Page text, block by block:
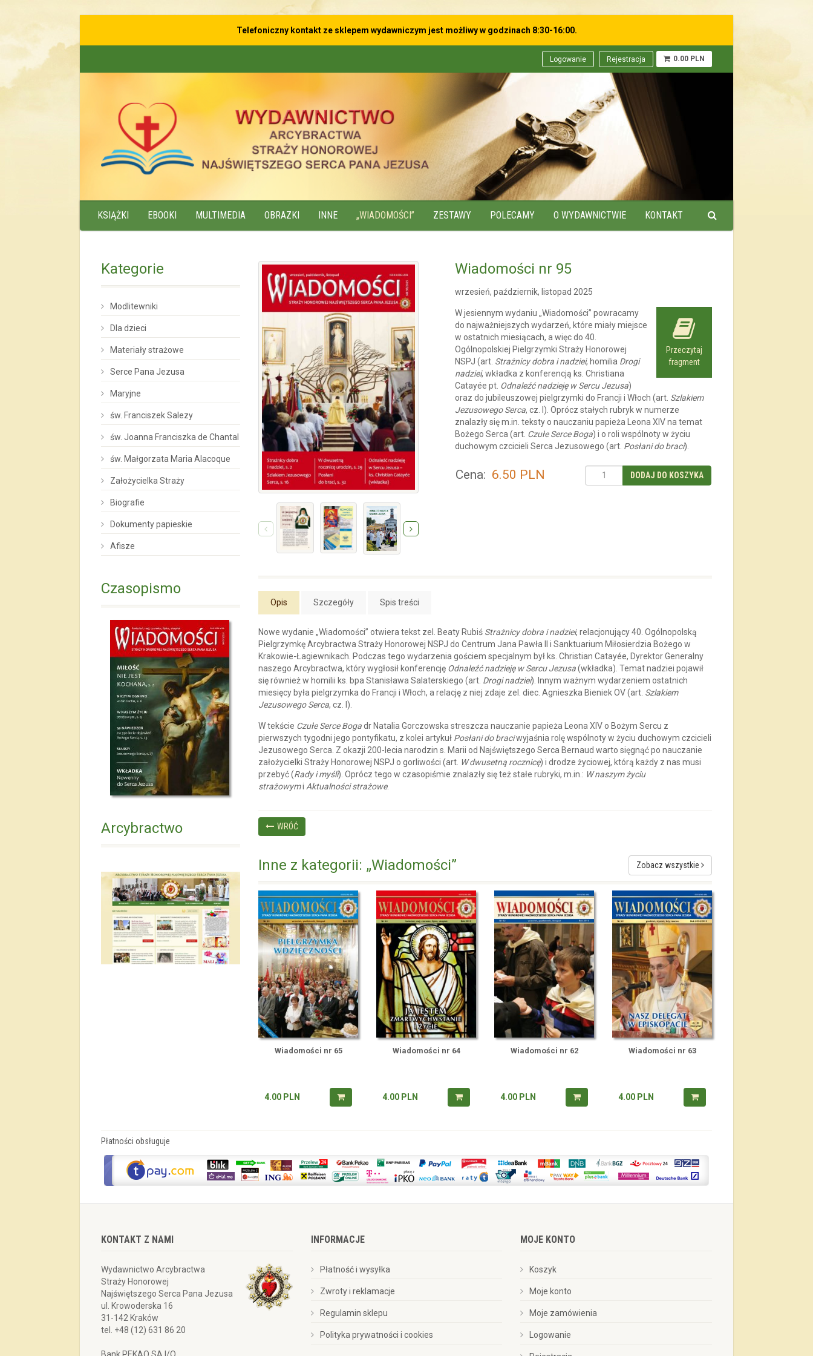
Telefoniczny kontakt ze sklepem wydawniczym jest możliwy w godzinach 8:30-16:00.
Logowanie Rejestracja 0.00 PLN
KSIĄŻKI EBOOKI MULTIMEDIA OBRAZKI INNE „WIADOMOŚCI” ZESTAWY POLECAMY O WYDAWNICTWIE KONTAKT
Wiadomości nr 95
wrzesień, październik, listopad 2025
Przeczytaj
fragment
W jesiennym wydaniu „Wiadomości” powracamy
do najważniejszych wydarzeń, które miały miejsce
w ostatnich miesiącach, a więc do 40.
Ogólnopolskiej Pielgrzymki Straży Honorowej
NSPJ (art. Strażnicy dobra i nadziei, homilia Drogi
nadziei, wkładka z konferencją ks. Christiana
Catayée pt. Odnaleźć nadzieję w Sercu Jezusa)
oraz do jubileuszowej pielgrzymki do Francji i Włoch (art. Szlakiem
Jezusowego Serca, cz. I). Oprócz stałych rubryk w numerze
znalazły się m.in. teksty o nauczaniu papieża Leona XIV na temat
Bożego Serca (art. Czułe Serce Boga) i o roli wspólnoty w życiu
duchowym czcicieli Serca Jezusowego (art. Posłani do braci).
Cena: 6.50 PLN
 
Opis Szczegóły Spis treści
Nowe wydanie „Wiadomości” otwiera tekst zel. Beaty Rubiś Strażnicy dobra i nadziei, relacjonujący 40. Ogólnopolską
Pielgrzymkę Arcybractwa Straży Honorowej NSPJ do Centrum Jana Pawła II i Sanktuarium Miłosierdzia Bożego w
Krakowie-Łagiewnikach. Podczas tego wydarzenia gościem specjalnym był ks. Christian Catayée, Dyrektor Generalny
naszego Arcybractwa, który wygłosił konferencję Odnaleźć nadzieję w Sercu Jezusa(wkładka). Temat nadziei pojawił
się również w homilii ks. bpa Stanisława Salaterskiego (art. Drogi nadziei). Innym ważnym wydarzeniem ostatnich
miesięcy była pielgrzymka do Francji i Włoch, a relację z niej zdaje zel. diec. Agnieszka Bieniek OV (art. Szlakiem
Jezusowego Serca, cz. I).
W tekście Czułe Serce Bogadr Natalia Gorczowska streszcza nauczanie papieża Leona XIV o Bożym Sercu z
pierwszych tygodni jego pontyfikatu, z kolei artykuł Posłani do braciwyjaśnia rolę wspólnoty w życiu duchowym czcicieli
Jezusowego Serca. Z okazji 200-lecia narodzin s. Marii od Najświętszego Serca Bernaud warto sięgnąć po nauczanie
założycielki Straży Honorowej NSPJ o gorliwości (art. W dwusetną rocznicę) i drodze życiowej, którą każdy z nas musi
przebyć (Rady i myśli). Oprócz tego w czasopiśmie znalazły się też stałe rubryki, m.in.: W naszym życiu
strażowymi Aktualności strażowe.
WRÓĆ
Zobacz wszystkie
Inne z kategorii: „Wiadomości”
Wiadomości nr 65
4.00 PLN
Wiadomości nr 64
4.00 PLN
Wiadomości nr 62
4.00 PLN
Wiadomości nr 63
4.00 PLN
Kategorie
Modlitewniki
Dla dzieci
Materiały strażowe
Serce Pana Jezusa
Maryjne
św. Franciszek Salezy
św. Joanna Franciszka de Chantal
św. Małgorzata Maria Alacoque
Założycielka Straży
Biografie
Dokumenty papieskie
Afisze
Czasopismo
Arcybractwo
Płatności obsługuje
KONTAKT Z NAMI
Wydawnictwo Arcybractwa
Straży Honorowej
Najświętszego Serca Pana Jezusa
ul. Krowoderska 16
31-142 Kraków
tel. +48 (12) 631 86 20
INFORMACJE
Płatność i wysyłka
Zwroty i reklamacje
Regulamin sklepu
Polityka prywatności i cookies
MOJE KONTO
Koszyk
Moje konto
Moje zamówienia
Logowanie